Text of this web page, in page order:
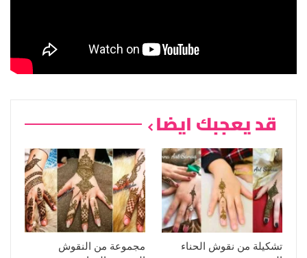
قد يعجبك ايضا
تشكيلة من نقوش الحناء
مجموعة من النقوش